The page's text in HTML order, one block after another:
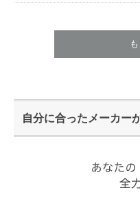
自分に合ったメーカー